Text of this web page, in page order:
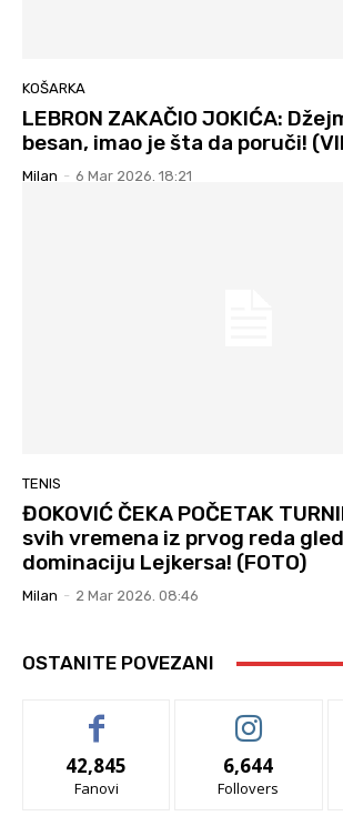
KOŠARKA
LEBRON ZAKAČIO JOKIĆA:
besan, imao je šta da poruči!
Milan - 6 Mar 2026. 18:21
TENIS
ĐOKOVIĆ ČEKA POČETAK
svih vremena iz prvog reda
dominaciju Lejkersa! (FOTO)
Milan - 2 Mar 2026. 08:46
OSTANITE POVEZANI
42,845
Fanovi
6,644
Follovers